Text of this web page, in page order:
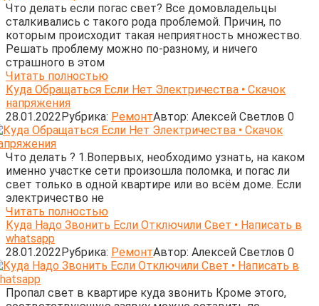
Что делать если погас свет? Все домовладельцы
сталкивались с такого рода проблемой. Причин, по
которым происходит такая неприятность множество.
Решать проблему можно по-разному, и ничего
страшного в этом
Читать полностью
Куда Обращаться Если Нет Электричества • Скачок
напряжения
28.01.2022Рубрика: РемонтАвтор: Алексей Светлов 0
Что делать ? 1.Вопервых, необходимо узнать, на каком
именно участке сети произошла поломка, и погас ли
свет только в одной квартире или во всём доме. Если
электричество не
Читать полностью
Куда Надо Звонить Если Отключили Свет • Написать в
whatsapp
28.01.2022Рубрика: РемонтАвтор: Алексей Светлов 0
Пропал свет в квартире куда звонить Кроме этого,